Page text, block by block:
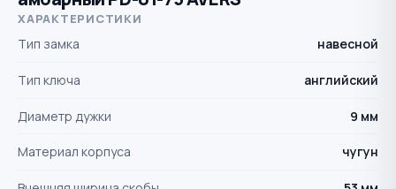
ХАРАКТЕРИСТИКИ
Тип замка навесной
Тип ключа английский
Диаметр дужки 9 мм
Материал корпуса чугун